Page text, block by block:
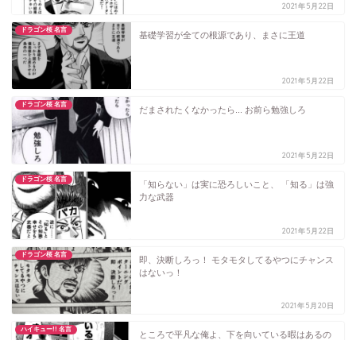
2021年5月22日
ドラゴン桜 名言
基礎学習が全ての根源であり、まさに王道
2021年5月22日
ドラゴン桜 名言
だまされたくなかったら... お前ら勉強しろ
2021年5月22日
ドラゴン桜 名言
「知らない」は実に恐ろしいこと、 「知る」は強
力な武器
2021年5月22日
ドラゴン桜 名言
即、決断しろっ！ モタモタしてるやつにチャンス
はないっ！
2021年5月20日
ハイキュー!! 名言
ところで平凡な俺よ、下を向いている暇はあるの